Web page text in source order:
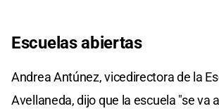
Escuelas abiertas
Andrea Antúnez, vicedirectora de la
Avellaneda, dijo que la escuela "se va